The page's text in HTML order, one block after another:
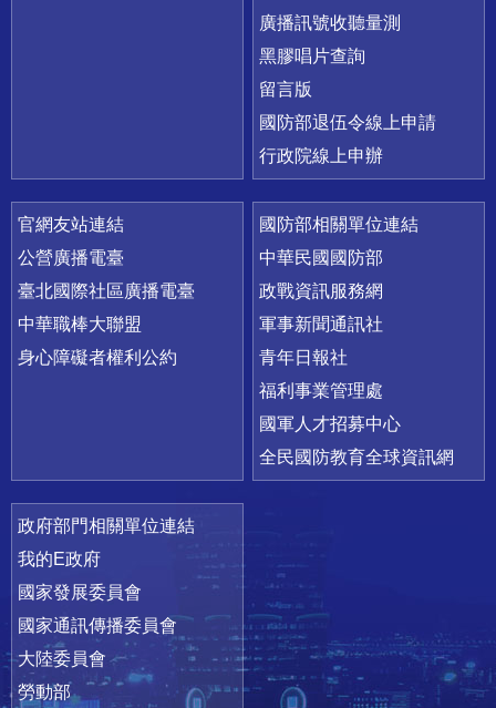
廣播訊號收聽量測
黑膠唱片查詢
留言版
國防部退伍令線上申請
行政院線上申辦
官網友站連結
公營廣播電臺
臺北國際社區廣播電臺
中華職棒大聯盟
身心障礙者權利公約
國防部相關單位連結
中華民國國防部
政戰資訊服務網
軍事新聞通訊社
青年日報社
福利事業管理處
國軍人才招募中心
全民國防教育全球資訊網
政府部門相關單位連結
我的E政府
國家發展委員會
國家通訊傳播委員會
大陸委員會
勞動部